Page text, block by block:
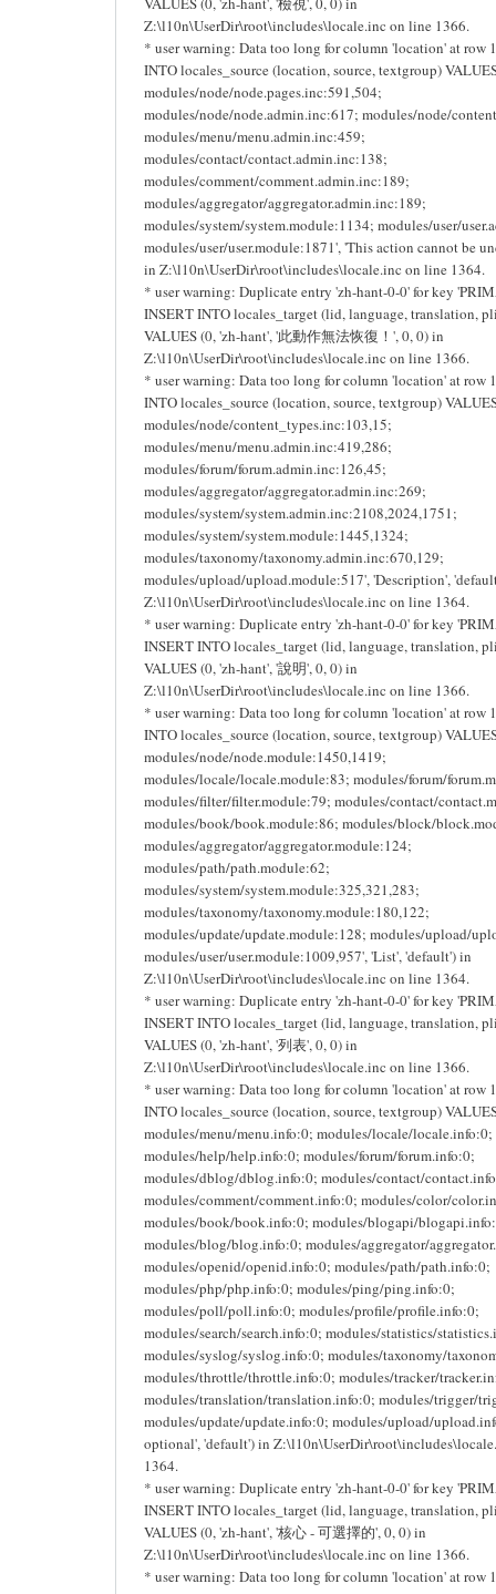
Z:\l10n\UserDir\root\includes\locale.inc on line 1366.
* user warning: Data too long for column 'location' at row
INTO locales_source (location, source, textgroup)
modules/node/node.pages.inc:591,504;
modules/node/node.admin.inc:617; modules/node/
modules/menu/menu.admin.inc:459;
modules/contact/contact.admin.inc:138;
modules/comment/comment.admin.inc:189;
modules/aggregator/aggregator.admin.inc:189;
modules/system/system.module:1134; modules/user/
modules/user/user.module:1871', 'This action cannot be
in Z:\l10n\UserDir\root\includes\locale.inc on line 1364.
* user warning: Duplicate entry 'zh-hant-0-0' for key
INSERT INTO locales_target (lid, language, translation,
VALUES (0, 'zh-hant', '此動作無法恢復！', 0, 0) in
Z:\l10n\UserDir\root\includes\locale.inc on line 1366.
* user warning: Data too long for column 'location' at row
INTO locales_source (location, source, textgroup)
modules/node/content_types.inc:103,15;
modules/menu/menu.admin.inc:419,286;
modules/forum/forum.admin.inc:126,45;
modules/aggregator/aggregator.admin.inc:269;
modules/system/system.admin.inc:2108,2024,1751;
modules/system/system.module:1445,1324;
modules/taxonomy/taxonomy.admin.inc:670,129;
modules/upload/upload.module:517', 'Description',
Z:\l10n\UserDir\root\includes\locale.inc on line 1364.
* user warning: Duplicate entry 'zh-hant-0-0' for key
INSERT INTO locales_target (lid, language, translation,
VALUES (0, 'zh-hant', '說明', 0, 0) in
Z:\l10n\UserDir\root\includes\locale.inc on line 1366.
* user warning: Data too long for column 'location' at row
INTO locales_source (location, source, textgroup)
modules/node/node.module:1450,1419;
modules/locale/locale.module:83; modules/forum/
modules/filter/filter.module:79; modules/contact/
modules/book/book.module:86; modules/block/
modules/aggregator/aggregator.module:124;
modules/path/path.module:62;
modules/system/system.module:325,321,283;
modules/taxonomy/taxonomy.module:180,122;
modules/update/update.module:128; modules/upload/
modules/user/user.module:1009,957', 'List', 'default') in
Z:\l10n\UserDir\root\includes\locale.inc on line 1364.
* user warning: Duplicate entry 'zh-hant-0-0' for key
INSERT INTO locales_target (lid, language, translation,
VALUES (0, 'zh-hant', '列表', 0, 0) in
Z:\l10n\UserDir\root\includes\locale.inc on line 1366.
* user warning: Data too long for column 'location' at row
INTO locales_source (location, source, textgroup)
modules/menu/menu.info:0; modules/locale/locale.info:0;
modules/help/help.info:0; modules/forum/forum.info:0;
modules/dblog/dblog.info:0; modules/contact/
modules/comment/comment.info:0; modules/color/
modules/book/book.info:0; modules/blogapi/
modules/blog/blog.info:0; modules/aggregator/
modules/openid/openid.info:0; modules/path/path.info:0;
modules/php/php.info:0; modules/ping/ping.info:0;
modules/poll/poll.info:0; modules/profile/profile.info:0;
modules/search/search.info:0; modules/statistics/
modules/syslog/syslog.info:0; modules/taxonomy/
modules/throttle/throttle.info:0; modules/tracker/
modules/translation/translation.info:0; modules/trigger/
modules/update/update.info:0; modules/upload/
optional', 'default') in
1364.
* user warning: Duplicate entry 'zh-hant-0-0' for key
INSERT INTO locales_target (lid, language, translation,
VALUES (0, 'zh-hant', '核心 - 可選擇的', 0, 0) in
Z:\l10n\UserDir\root\includes\locale.inc on line 1366.
* user warning: Data too long for column 'location' at row